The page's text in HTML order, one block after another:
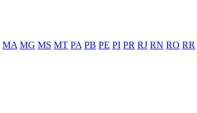
MA MG MS MT PA PB PE PI PR RJ RN RO RR